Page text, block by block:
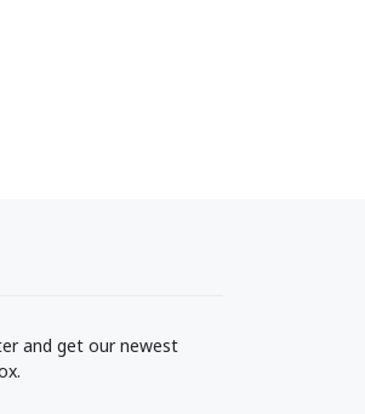
and get our newest